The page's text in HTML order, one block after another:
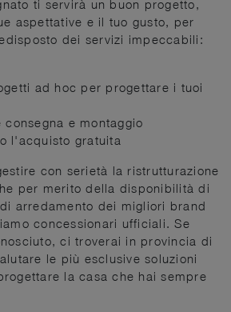
ti servirà un buon progetto,
aspettative e il tuo gusto, per
dei servizi impeccabili:
ad hoc per progettare i tuoi
e montaggio
l'acquisto gratuita
con serietà la ristrutturazione
per merito della disponibilità di
arredamento dei migliori brand
concessionari ufficiali. Se
ci troverai in provincia di
le più esclusive soluzioni
la casa che hai sempre